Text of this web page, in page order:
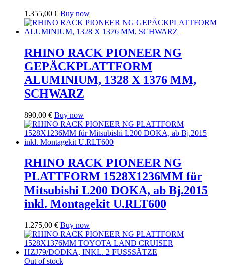
1.355,00 € Buy now
RHINO RACK PIONEER NG
GEPÄCKPLATTFORM
ALUMINIUM, 1328 X 1376 MM,
SCHWARZ
890,00 € Buy now
RHINO RACK PIONEER NG
PLATTFORM 1528X1236MM für
Mitsubishi L200 DOKA, ab Bj.2015
inkl. Montagekit U.RLT600
1.275,00 € Buy now
Out of stock